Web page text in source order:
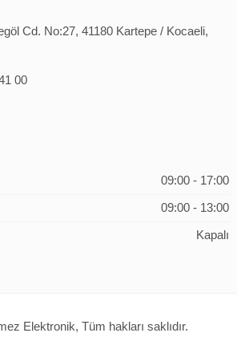
Cd. No:27, 41180 Kartepe / Kocaeli,
00
09:00 - 17:00
09:00 - 13:00
Kapalı
Elektronik, Tüm hakları saklıdır.